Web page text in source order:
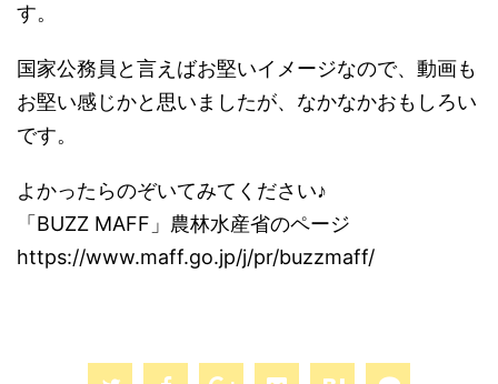
す。
国家公務員と言えばお堅いイメージなので、動画も
お堅い感じかと思いましたが、なかなかおもしろい
です。
よかったらのぞいてみてください♪
「BUZZ MAFF」農林水産省のページ
https://www.maff.go.jp/j/pr/buzzmaff/